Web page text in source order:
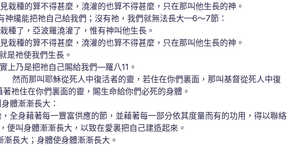
的算不得甚麼，澆灌的也算不得甚麼，只在那叫他生長的神。
能把祂自己給我們；沒有祂，我們就無法長大—6～7節：
，亞波羅澆灌了，惟有神叫他生長。
的算不得甚麼，澆灌的也算不得甚麼，只在那叫他生長的神。
祂使我們生長。
乃是把祂自己賜給我們—羅八11。
那叫耶穌從死人中復活者的靈，若住在你們裏面，那叫基督從死人中復
著祂住在你們裏面的靈，賜生命給你們必死的身體。
體漸漸長大：
著每一豐富供應的節，並藉著每一部分依其度量而有的功用，得以聯絡
便叫身體漸漸長大，以致在愛裏把自己建造起來。
大；身體使身體漸漸長大。